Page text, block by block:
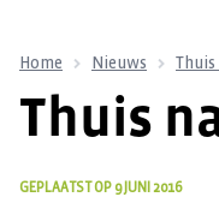
Home Nieuws Thuis
Thuis
GEPLAATST OP 9 JUNI 2016